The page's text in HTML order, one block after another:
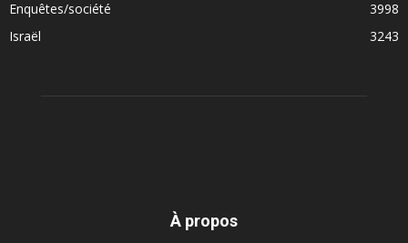
Enquêtes/société
3998
Israël
3243
À propos